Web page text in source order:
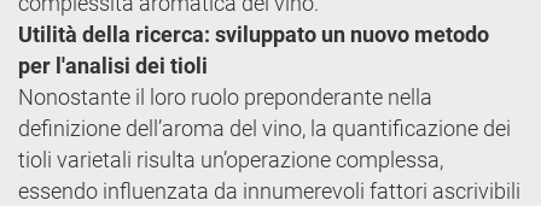
Utilità della ricerca: sviluppato un nuovo metodo
per l'analisi dei tioli
Nonostante il loro ruolo preponderante nella
definizione dell’aroma del vino, la quantificazione dei
tioli varietali risulta un’operazione complessa,
essendo influenzata da innumerevoli fattori ascrivibili